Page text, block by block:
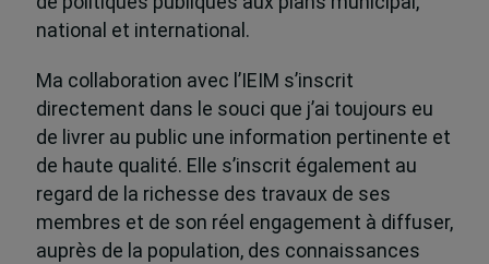
national et international.
Ma collaboration avec l’IEIM s’inscrit
directement dans le souci que j’ai toujours eu
de livrer au public une information pertinente et
de haute qualité. Elle s’inscrit également au
regard de la richesse des travaux de ses
membres et de son réel engagement à diffuser,
auprès de la population, des connaissances